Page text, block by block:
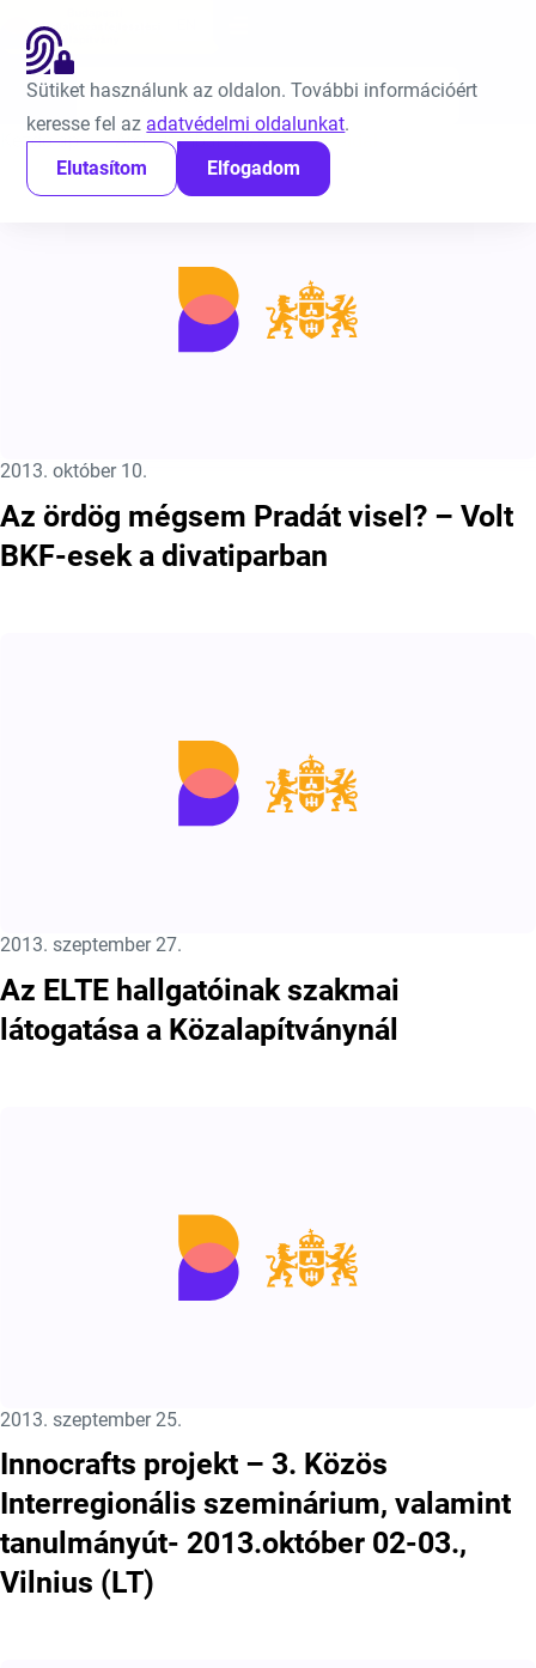
Sütiket használunk az oldalon. További információért
keresse fel az adatvédelmi oldalunkat.
Elutasítom
Elfogadom
Ugrás a tartalomra
Kezdőlap Archívumban BVK 58. oldal
Közzétéve:
2013. október 10.
Az ördög mégsem Pradát visel? – Volt
BKF-esek a divatiparban
Közzétéve:
2013. szeptember 27.
Az ELTE hallgatóinak szakmai
látogatása a Közalapítványnál
Közzétéve:
2013. szeptember 25.
Innocrafts projekt – 3. Közös
Interregionális szeminárium, valamint
tanulmányút- 2013.október 02-03.,
Vilnius (LT)